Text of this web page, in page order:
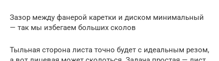
Зазор между фанерой каретки и диском минимальный
— так мы избегаем больших сколов
Тыльная сторона листа точно будет с идеальным резом,